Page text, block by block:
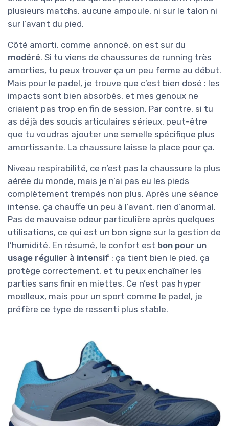
plusieurs matchs, aucune ampoule, ni sur le talon ni
sur l’avant du pied.
Côté amorti, comme annoncé, on est sur du
modéré. Si tu viens de chaussures de running très
amorties, tu peux trouver ça un peu ferme au début.
Mais pour le padel, je trouve que c’est bien dosé : les
impacts sont bien absorbés, et mes genoux ne
criaient pas trop en fin de session. Par contre, si tu
as déjà des soucis articulaires sérieux, peut-être
que tu voudras ajouter une semelle spécifique plus
amortissante. La chaussure laisse la place pour ça.
Niveau respirabilité, ce n’est pas la chaussure la plus
aérée du monde, mais je n’ai pas eu les pieds
complètement trempés non plus. Après une séance
intense, ça chauffe un peu à l’avant, rien d’anormal.
Pas de mauvaise odeur particulière après quelques
utilisations, ce qui est un bon signe sur la gestion de
l’humidité. En résumé, le confort est bon pour un
usage régulier à intensif : ça tient bien le pied, ça
protège correctement, et tu peux enchaîner les
parties sans finir en miettes. Ce n’est pas hyper
moelleux, mais pour un sport comme le padel, je
préfère ce type de ressenti plus stable.